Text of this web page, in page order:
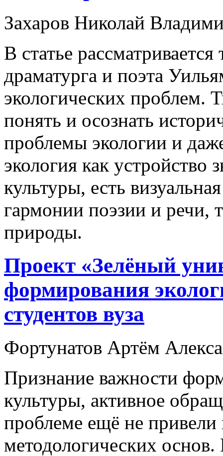
Захаров Николай
В статье
драматурга и поэта
экологических проблем.
понять и осознать
проблемы экологии и
экология как устройство
культуры, есть
гармонии поэзии и речи,
природы.
Проект «Зелёный
формирования
студентов вуза
Фортунатов Артём
Признание важности
культуры, активное
проблеме ещё не
методологических